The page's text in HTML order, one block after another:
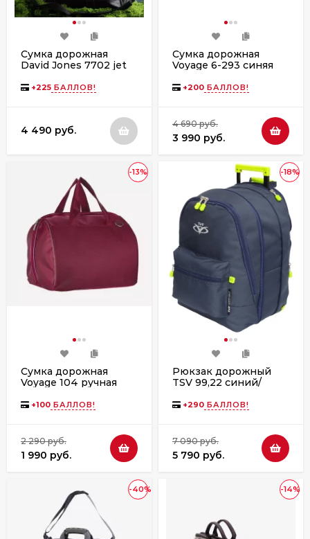
Сумка дорожная
David Jones 7702 jet
+225 БАЛЛОВ!
4 490 руб.
Сумка дорожная
Voyage 6-293 синяя
+200 БАЛЛОВ!
4 690 руб.
3 990 руб.
-13%
Сумка дорожная
Voyage 104 ручная
бордовая
+100 БАЛЛОВ!
2 290 руб.
1 990 руб.
-18%
Рюкзак дорожный
TSV 99,22 синий/
+290 БАЛЛОВ!
7 090 руб.
5 790 руб.
-40% -14%